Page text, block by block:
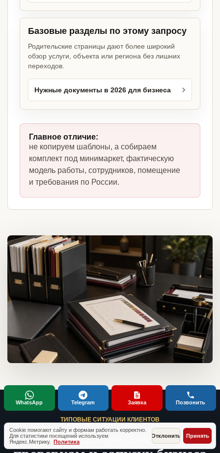
Базовые разделы по этому запросу
Родительские страницы дают более широкий
обзор услуги, объекта или региона без лишних
переходов.
Нужные документы в 2026 для бизнеса
Главное отличие:
не копируем шаблоны, а собираем
комплект под минимаркет, фактическую
модель работы, сотрудников, помещение
и требования по России.
ТИПОВЫЕ СИТУАЦИИ КЛИЕНТОВ
Кейсы по документам,
Cookie помогают сайту и формам работать корректно.
Для статистики посещений используем
Яндекс.Метрику. Политика
Отклонить Принять
WhatsApp Telegram Заявка Позвонить